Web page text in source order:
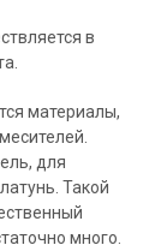
в
материалы,
для
Такой
много.